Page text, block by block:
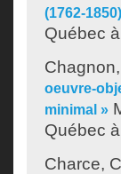
(1762-
Québec
oeuvre-
minimal »
Québec
Charce,